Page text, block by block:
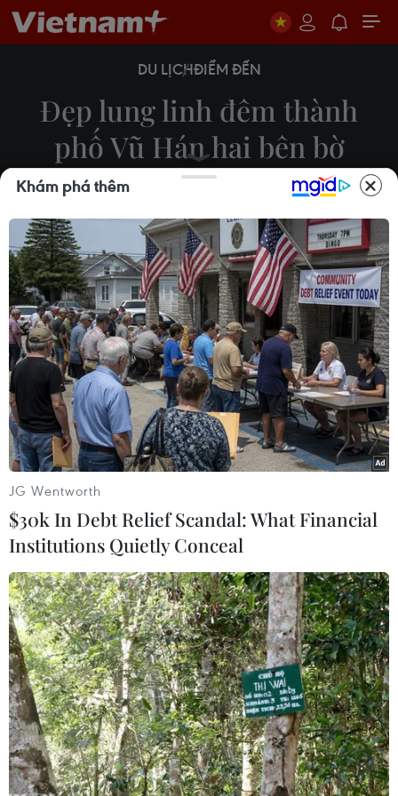
DU LỊCHĐIỂM ĐẾN
Đẹp lung linh đêm thành
phố Vũ Hán hai bên bờ
Trường Giang
Tiến Trung
17/07/2022 12:55
Thành phố Vũ Hán, thủ phủ tỉnh Hồ Bắc, nơi từng
bị đại dịch COVID-19 tàn phá vào đầu năm 2020,
những ngày này đang chuyển mình hồi phục mạnh
mẽ sau những ngày dịch bệnh kinh hoàng.
Thành phố Vũ Hán lung linh trong đêm trăng. (Ảnh: Tiến
Trung/Vietnam+)
Với dân số hơn 11 triệu người và là thành phố
đông dân nhất ở miền Trung Trung Quốc, Vũ
Hán ngày nay được coi là trung tâm kinh tế, tài
Khám phá thêm
JG Wentworth
$30k In Debt Relief Scandal: What Financial
Institutions Quietly Conceal